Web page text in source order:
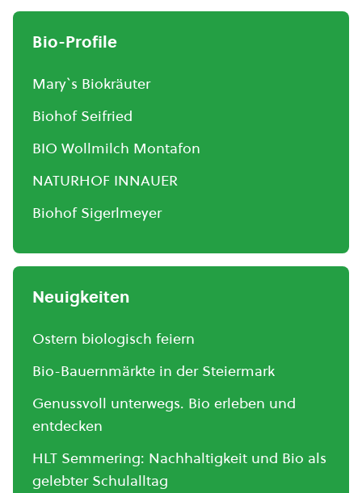
Bio-Profile
Mary`s Biokräuter
Biohof Seifried
BIO Wollmilch Montafon
NATURHOF INNAUER
Biohof Sigerlmeyer
Neuigkeiten
Ostern biologisch feiern
Bio-Bauernmärkte in der Steiermark
Genussvoll unterwegs. Bio erleben und
entdecken
HLT Semmering: Nachhaltigkeit und Bio als
gelebter Schulalltag